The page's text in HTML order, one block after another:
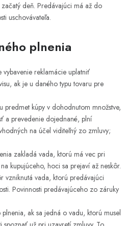
deň. Predávajúci má až do
uschovávateľa.
plnenia
reklamácie uplatniť
ak je u daného typu tovaru pre
kúpy v dohodnutom množstve,
a prevedenie dojednané, plní
na účel viditeľný zo zmluvy;
zakladá vada, ktorú má vec pri
kupujúceho, hoci sa prejaví až neskôr.
vzniknutá vada, ktorú predávajúci
Povinnosti predávajúceho zo záruky
ak sa jedná o vadu, ktorú musel